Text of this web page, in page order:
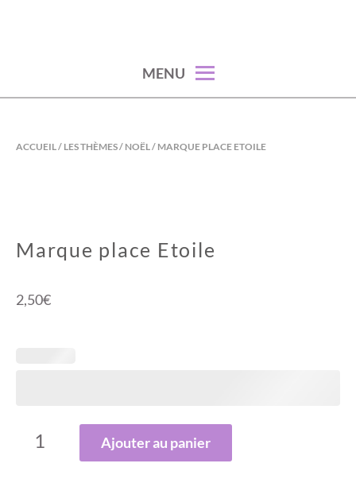
MENU
ACCUEIL/ LES THÈMES/ NOËL/ MARQUE PLACE ETOILE
Marque place Etoile
2,50€
QUANTITÉ
Ajouter au panier